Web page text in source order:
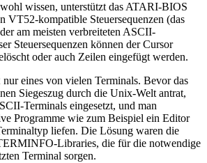
wissen, unterstützt das ATARI-BIOS
VT52-kompatible Steuersequenzen (das
am meisten verbreiteten ASCII-
Steuersequenzen können der Cursor
oder auch Zeilen eingefügt werden.
eines von vielen Terminals. Bevor das
Siegeszug durch die Unix-Welt antrat,
Terminals eingesetzt, und man
Programme wie zum Beispiel ein Editor
liefen. Die Lösung waren die
Libraries, die für die notwendige
Terminal sorgen.